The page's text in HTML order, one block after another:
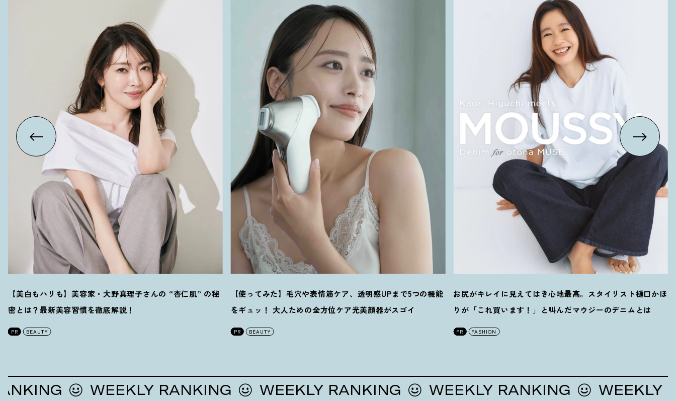
【美白もハリも】美容家・大野真理子さんの “杏仁肌” の秘
密とは？最新美容習慣を徹底解説 ！
PR BEAUTY
【使ってみた】毛穴や表情筋ケア、透明感UPまで5つの機能
をギュッ ！ 大人ための全方位ケア光美顔器がスゴイ
PR BEAUTY
お尻がキレイに見えてはき心地最高。スタイリスト樋口かほ
りが「これ買います ！ 」と叫んだマウジーのデニムとは
PR FASHION
WEEKLY RANKING WEEKLY RANKING WEEKLY RANKING WEEKLY